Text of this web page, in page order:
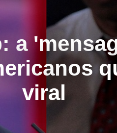
a
viral